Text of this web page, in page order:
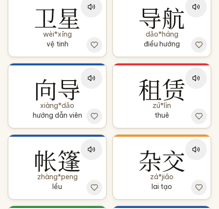
卫星
wèi*xīng
vệ tinh
导航
dǎo*háng
điều hướng
向导
xiàng*dǎo
hướng dẫn viên
租赁
zū*lìn
thuê
帐篷
zhàng*peng
lều
杂交
zá*jiāo
lai tạo